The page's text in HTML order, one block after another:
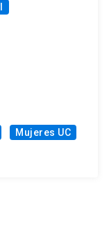
Mujeres UC